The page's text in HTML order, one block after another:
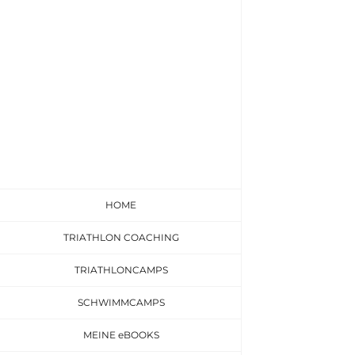
HOME
TRIATHLON COACHING
TRIATHLONCAMPS
SCHWIMMCAMPS
MEINE eBOOKS